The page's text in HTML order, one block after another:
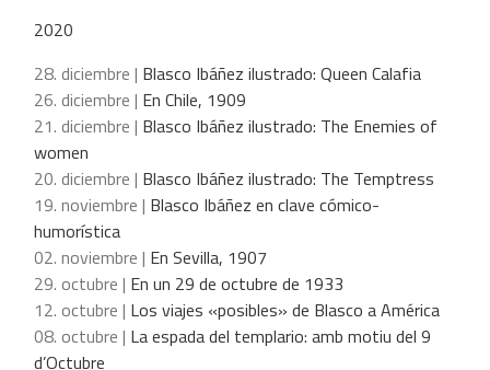
2020
28. diciembre | Blasco Ibáñez ilustrado: Queen Calafia
26. diciembre | En Chile, 1909
21. diciembre | Blasco Ibáñez ilustrado: The Enemies of
women
20. diciembre | Blasco Ibáñez ilustrado: The Temptress
19. noviembre | Blasco Ibáñez en clave cómico-
humorística
02. noviembre | En Sevilla, 1907
29. octubre | En un 29 de octubre de 1933
12. octubre | Los viajes «posibles» de Blasco a América
08. octubre | La espada del templario: amb motiu del 9
d’Octubre